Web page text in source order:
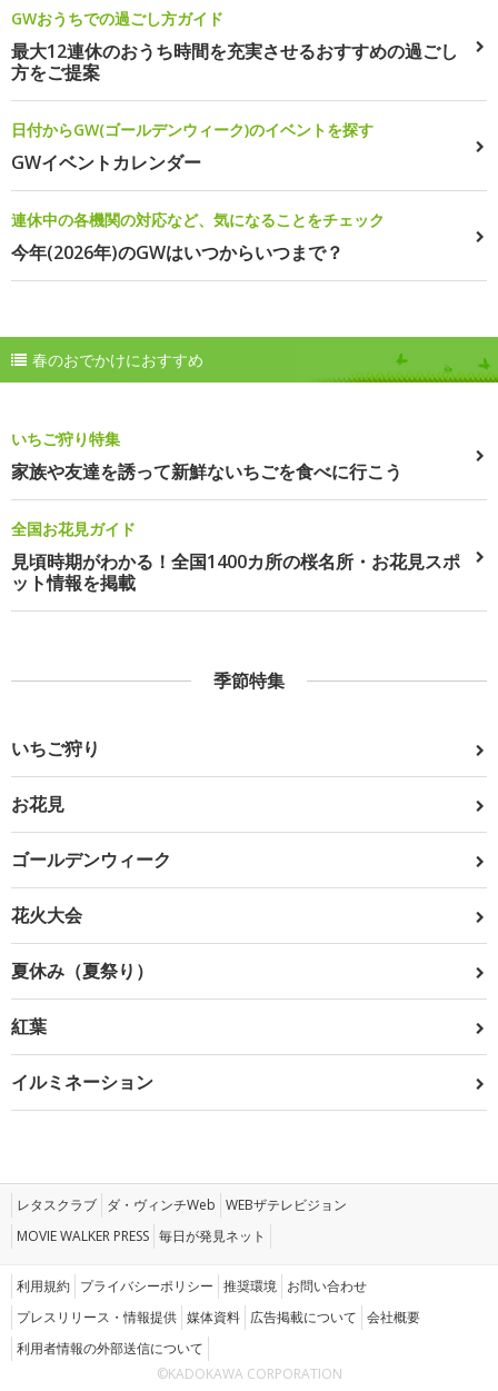
GWおうちでの過ごし方ガイド
最大12連休のおうち時間を充実させるおすすめの過ごし
方をご提案
日付からGW(ゴールデンウィーク)のイベントを探す
GWイベントカレンダー
連休中の各機関の対応など、気になることをチェック
今年(2026年)のGWはいつからいつまで？
春のおでかけにおすすめ
いちご狩り特集
家族や友達を誘って新鮮ないちごを食べに行こう
全国お花見ガイド
見頃時期がわかる！全国1400カ所の桜名所・お花見スポ
ット情報を掲載
季節特集
いちご狩り
お花見
ゴールデンウィーク
花火大会
夏休み（夏祭り）
紅葉
イルミネーション
レタスクラブ ダ・ヴィンチWeb WEBザテレビジョン
MOVIE WALKER PRESS 毎日が発見ネット
利用規約 プライバシーポリシー 推奨環境 お問い合わせ
プレスリリース・情報提供 媒体資料 広告掲載について 会社概要
利用者情報の外部送信について
©KADOKAWA CORPORATION